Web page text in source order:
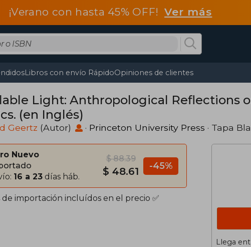
¡Verano con hasta 45% OFF!Ver más
Libros con envío RápidoOpiniones de clientes
Light: Anthropological Reflections
(en Inglés)
Geertz (Autor) · Princeton University Press · Tapa
Nuevo
16 a 23 días háb.
$ 88.39
$ 48.61 -45%
de importación incluídos en el precio ✅
Llega